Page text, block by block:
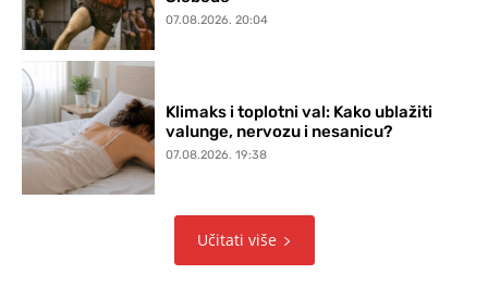
07.08.2026. 20:04
Klimaks i toplotni val: Kako ublažiti
valunge, nervozu i nesanicu?
07.08.2026. 19:38
Učitati više